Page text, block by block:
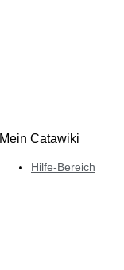
Mein Catawiki
Hilfe-Bereich